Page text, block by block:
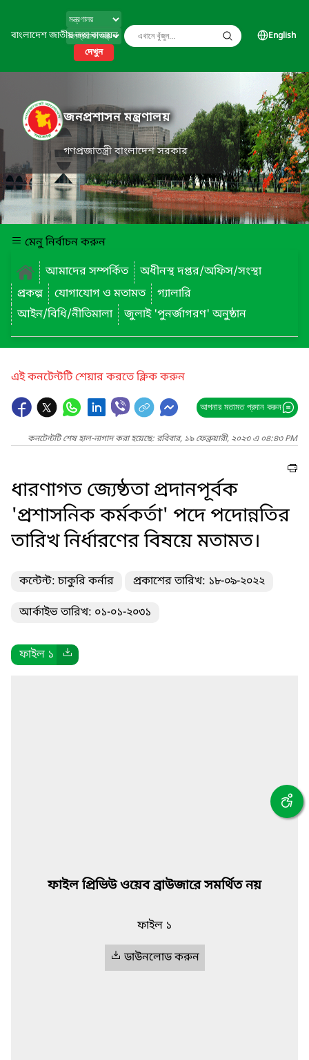
বাংলাদেশ জাতীয় তথ্য বাতায়ন
দেখুন
English
জনপ্রশাসন মন্ত্রণালয়
গণপ্রজাতন্ত্রী বাংলাদেশ সরকার
মেনু নির্বাচন করুন
আমাদের সম্পর্কিত
অধীনস্থ দপ্তর/অফিস/সংস্থা
প্রকল্প
যোগাযোগ ও মতামত
গ্যালারি
আইন/বিধি/নীতিমালা
জুলাই 'পুনর্জাগরণ' অনুষ্ঠান
এই কনটেন্টটি শেয়ার করতে ক্লিক করুন
আপনার মতামত প্রদান করুন
কনটেন্টটি শেষ হাল-নাগাদ করা হয়েছে: রবিবার, ১৯ ফেব্রুয়ারী, ২০২৩ এ ০৪:৪৩ PM
ধারণাগত জ্যেষ্ঠতা প্রদানপূর্বক
'প্রশাসনিক কর্মকর্তা' পদে পদোন্নতির
তারিখ নির্ধারণের বিষয়ে মতামত।
কন্টেন্ট: চাকুরি কর্নার প্রকাশের তারিখ: ১৮-০৯-২০২২
আর্কাইভ তারিখ: ০১-০১-২০৩১
ফাইল ১
ফাইল প্রিভিউ ওয়েব ব্রাউজারে সমর্থিত নয়
ফাইল ১
ডাউনলোড করুন